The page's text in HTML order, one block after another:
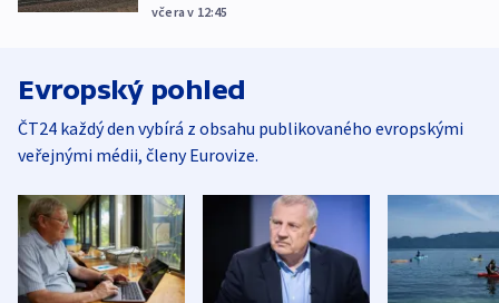
včera v 12:45
Evropský pohled
ČT24 každý den vybírá z obsahu publikovaného evropskými
veřejnými médii, členy Eurovize.